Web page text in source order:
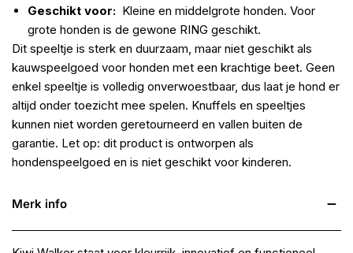
Geschikt voor: Kleine en middelgrote honden. Voor
grote honden is de gewone RING geschikt.
Dit speeltje is sterk en duurzaam, maar niet geschikt als
kauwspeelgoed voor honden met een krachtige beet. Geen
enkel speeltje is volledig onverwoestbaar, dus laat je hond er
altijd onder toezicht mee spelen. Knuffels en speeltjes
kunnen niet worden geretourneerd en vallen buiten de
garantie. Let op: dit product is ontworpen als
hondenspeelgoed en is niet geschikt voor kinderen.
Merk info